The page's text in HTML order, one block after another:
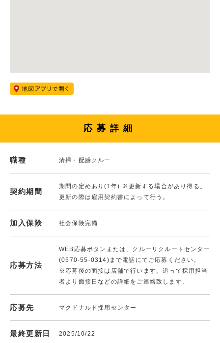
応募詳細
職種 清掃・配膳クルー
契約期間
期間の定めあり(1年) ※更新する場合があり得る。
更新の際は雇用契約書によって行う。
加入保険 社会保険完備
応募方法
WEB応募ボタンまたは、クルーリクルートセンター
(0570-55-0314)まで電話にてご応募ください。
※応募後の面接は店舗で行います。追って採用担当
者より面接日などの詳細をご連絡致します。
応募先 マクドナルド採用センター
最終更新日 2025/10/22